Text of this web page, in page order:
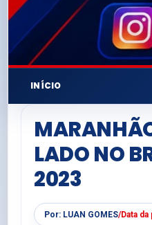
INÍCIO
LADO NO
2023
Por: LUAN GOMES/Data